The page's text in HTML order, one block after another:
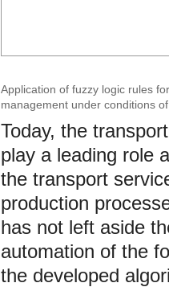
Application of fuzzy logic rules
management under conditions
Today, the
play a leading role
the transport
production
has not left aside
automation of the
the developed